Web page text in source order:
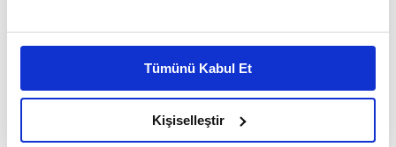
Bu çerezlere izin vermeniz halinde sizlere özel
daha iyi reklam deneyimi yaşatabiliriz. Bunu yaparken
amacımızın size daha iyi bir reklam deneyimi sunmak
olduğunu ve sizlere en iyi içerikleri sunabilmek adına
elimizden gelen çabayı gösterdiğimizi ve bu noktada,
Tümünü Kabul Et
Kişiselleştir